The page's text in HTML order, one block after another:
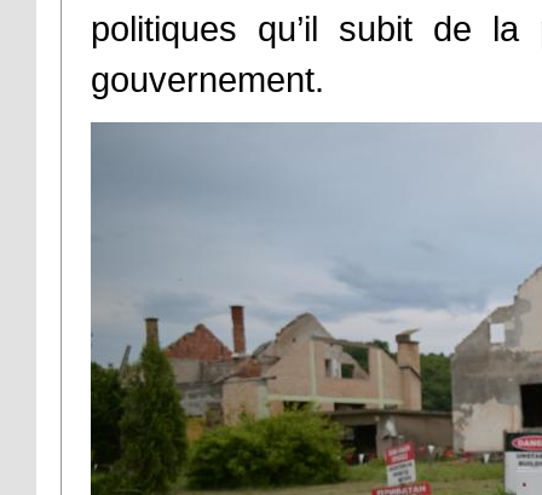
politiques qu’il subit de
gouvernement.